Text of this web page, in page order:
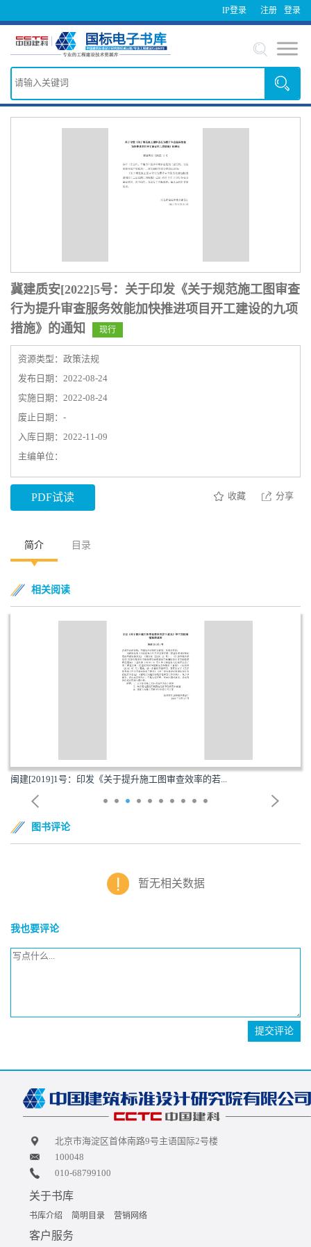
IP登录 登录
注册
冀建质安[2022]5号：关于印发《关于规范施工图审查
行为提升审查服务效能加快推进项目开工建设的九项
措施》的通知
现行
资源类型：政策法规
发布日期：2022-08-24
实施日期：2022-08-24
废止日期：-
入库日期：2022-11-09
主编单位：
PDF试读 收藏 分享
简介 目录
相关阅读
闽建[2019]1号：印发《关于提升施工图审查效率的若...
图书评论
暂无相关数据
我也要评论
提交评论
北京市海淀区首体南路9号主语国际2号楼
100048
010-68799100
关于书库
书库介绍 简明目录 营销网络
客户服务